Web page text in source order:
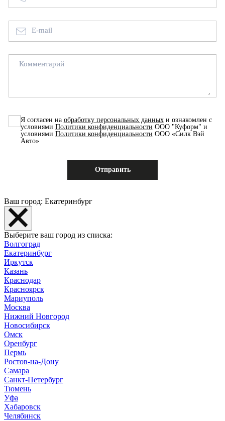
E-mail
Комментарий
Я согласен на обработку персональных данныхи ознакомлен с
условиями Политики конфиденциальности ООО "Куформ" и
условиями Политики конфиденциальности ООО «Силк Вэй
Авто»
Ваш город: Екатеринбург
Выберите ваш город из списка:
Волгоград
Екатеринбург
Иркутск
Казань
Краснодар
Красноярск
Мариуполь
Москва
Нижний Новгород
Новосибирск
Омск
Оренбург
Пермь
Ростов-на-Дону
Самара
Санкт-Петербург
Тюмень
Уфа
Хабаровск
Челябинск